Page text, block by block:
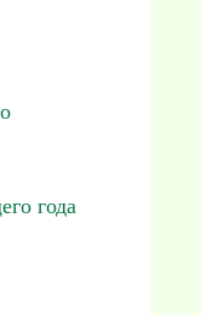
года